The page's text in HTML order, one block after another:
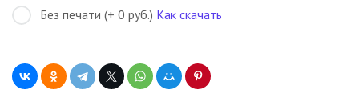
Без печати (+ 0 руб.) Как скачать